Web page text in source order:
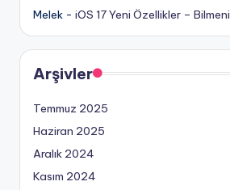
Melek - iOS 17 Yeni Özellikler –
Arşivler
Temmuz 2025
Haziran 2025
Aralık 2024
Kasım 2024